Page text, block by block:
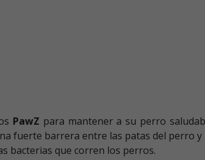
PawZ para mantener a su perro
fuerte barrera entre las patas del perro
bacterias que corren los perros.